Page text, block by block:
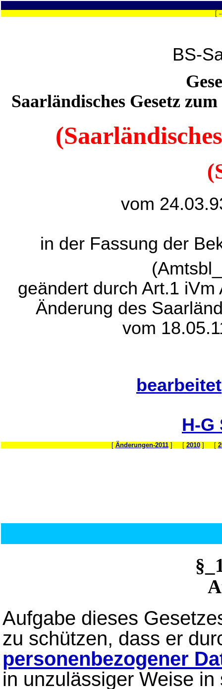
[ –
BS-
Saarländisches Gesetz
vom
in der Fassung der
geändert durch Art.1
Änderung des
vom
bearbeitet
H-G
[ Änderungen-2011] [ 2010] [
Aufgabe dieses
zu schützen, dass er
personenbezogener
in unzulässiger Weise